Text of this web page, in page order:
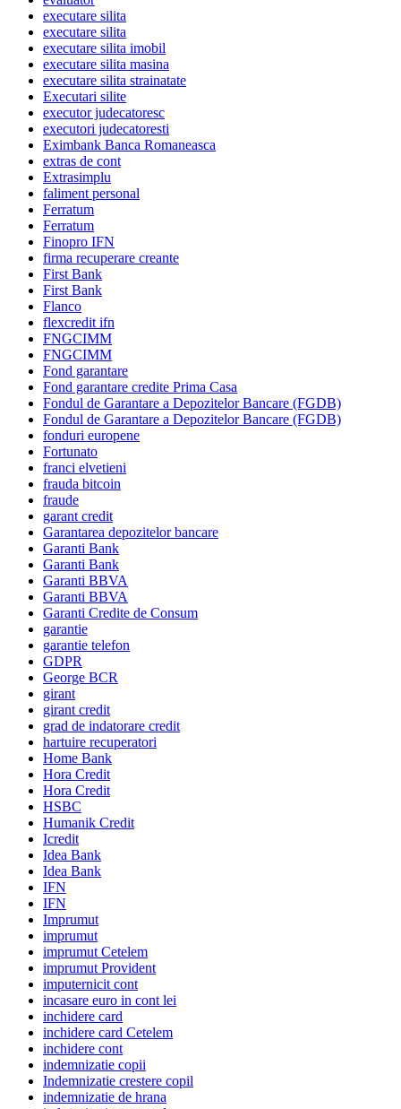
executare silita
executare silita
executare silita imobil
executare silita masina
executare silita strainatate
Executari silite
executor judecatoresc
executori judecatoresti
Eximbank Banca Romaneasca
extras de cont
Extrasimplu
faliment personal
Ferratum
Ferratum
Finopro IFN
firma recuperare creante
First Bank
First Bank
Flanco
flexcredit ifn
FNGCIMM
FNGCIMM
Fond garantare
Fond garantare credite Prima Casa
Fondul de Garantare a Depozitelor Bancare (FGDB)
Fondul de Garantare a Depozitelor Bancare (FGDB)
fonduri europene
Fortunato
franci elvetieni
frauda bitcoin
fraude
garant credit
Garantarea depozitelor bancare
Garanti Bank
Garanti Bank
Garanti BBVA
Garanti BBVA
Garanti Credite de Consum
garantie
garantie telefon
GDPR
George BCR
girant
girant credit
grad de indatorare credit
hartuire recuperatori
Home Bank
Hora Credit
Hora Credit
HSBC
Humanik Credit
Icredit
Idea Bank
Idea Bank
IFN
IFN
Imprumut
imprumut
imprumut Cetelem
imprumut Provident
imputernicit cont
incasare euro in cont lei
inchidere card
inchidere card Cetelem
inchidere cont
indemnizatie copii
Indemnizatie crestere copil
indemnizatie de hrana